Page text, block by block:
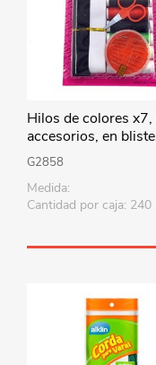
Hilos de colores x7,
accesorios, en
G2858
Medida:
Cantidad por caja: 240